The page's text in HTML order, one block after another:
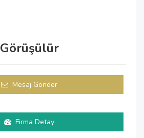
Görüşülür
Mesaj Gönder
Firma Detay